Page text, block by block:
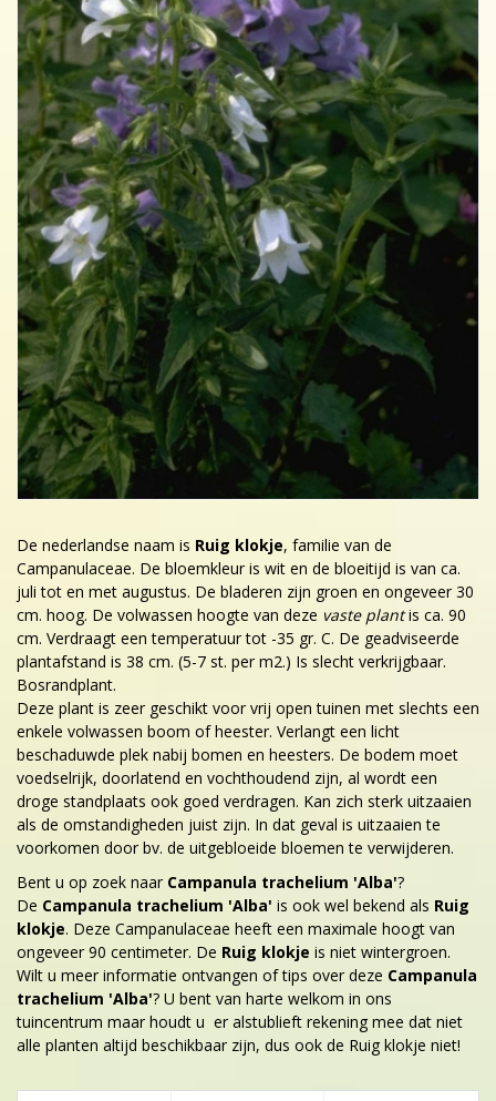
De nederlandse naam is Ruig klokje, familie van de
Campanulaceae. De bloemkleur is wit en de bloeitijd is van ca.
juli tot en met augustus. De bladeren zijn groen en ongeveer 30
cm. hoog. De volwassen hoogte van deze vaste plantis ca. 90
cm. Verdraagt een temperatuur tot -35 gr. C. De geadviseerde
plantafstand is 38 cm. (5-7 st. per m2.) Is slecht verkrijgbaar.
Bosrandplant.
Deze plant is zeer geschikt voor vrij open tuinen met slechts een
enkele volwassen boom of heester. Verlangt een licht
beschaduwde plek nabij bomen en heesters. De bodem moet
voedselrijk, doorlatend en vochthoudend zijn, al wordt een
droge standplaats ook goed verdragen. Kan zich sterk uitzaaien
als de omstandigheden juist zijn. In dat geval is uitzaaien te
voorkomen door bv. de uitgebloeide bloemen te verwijderen.
Bent u op zoek naar Campanula trachelium 'Alba'?
De Campanula trachelium 'Alba' is ook wel bekend als Ruig
klokje. Deze Campanulaceae heeft een maximale hoogt van
ongeveer 90 centimeter. De Ruig klokje is niet wintergroen.
Wilt u meer informatie ontvangen of tips over deze Campanula
trachelium 'Alba'? U bent van harte welkom in ons
tuincentrum maar houdt u er alstublieft rekening mee dat niet
alle planten altijd beschikbaar zijn, dus ook de Ruig klokje niet!